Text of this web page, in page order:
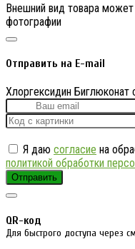
Внешний вид товара может
фотографии
Отправить на E-mail
Хлоргексидин
Я даю согласие на
политикой обработки
Отправить
QR-код
Для быстрого доступа через